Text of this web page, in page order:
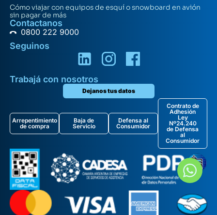
Cómo viajar con equipos de esquí o snowboard en avión
sin pagar de más
Contactanos
0800 222 9000
Seguinos
Trabajá con nosotros
Dejanos tus datos
Arrepentimiento
de compra
Baja de
Servicio
Defensa al
Consumidor
Contrato de
Adhesión
Ley
Nº24.240
de Defensa
al
Consumidor